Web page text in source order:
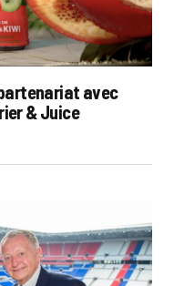
avec
& Juice